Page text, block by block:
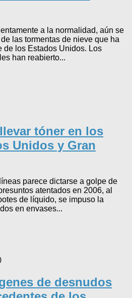
a la normalidad, aún se
las tormentas de nieve que ha
de los Estados Unidos. Los
han reabierto...
tóner en los
Unidos y Gran
parece dictarse a golpe de
atentados en 2006, al
de líquido, se impuso la
en envases...
de desnudos